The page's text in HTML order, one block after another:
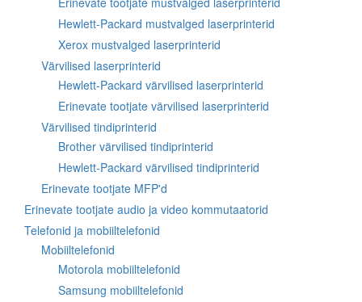
Hewlett-Packard mustvalged laserprinterid
Xerox mustvalged laserprinterid
Värvilised laserprinterid
Hewlett-Packard värvilised laserprinterid
Erinevate tootjate värvilised laserprinterid
Värvilised tindiprinterid
Brother värvilised tindiprinterid
Hewlett-Packard värvilised tindiprinterid
Erinevate tootjate MFP'd
Erinevate tootjate audio ja video kommutaatorid
Telefonid ja mobiiltelefonid
Mobiiltelefonid
Motorola mobiiltelefonid
Samsung mobiiltelefonid